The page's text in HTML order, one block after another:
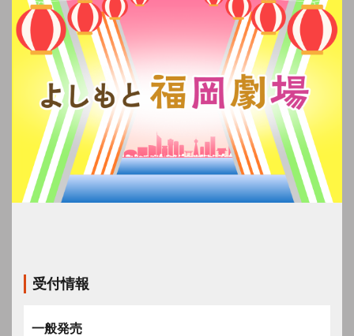
受付情報
一般発売